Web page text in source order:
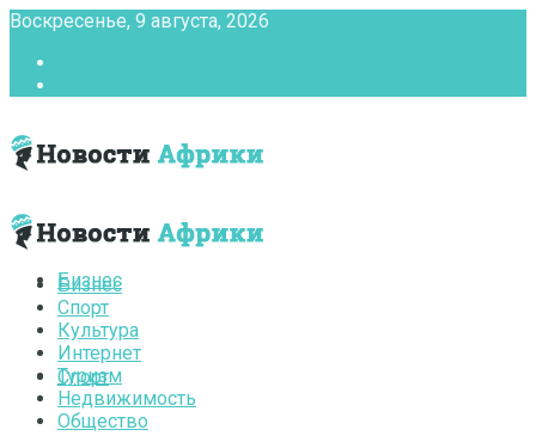
Воскресенье, 9 августа, 2026
Бизнес
Спорт
Бизнес
Спорт
Культура
Интернет
Туризм
Недвижимость
Общество